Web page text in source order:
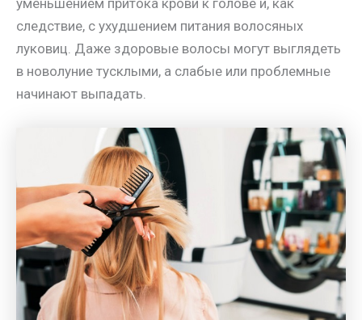
уменьшением притока крови к голове и, как
следствие, с ухудшением питания волосяных
луковиц. Даже здоровые волосы могут выглядеть
в новолуние тусклыми, а слабые или проблемные
начинают выпадать.